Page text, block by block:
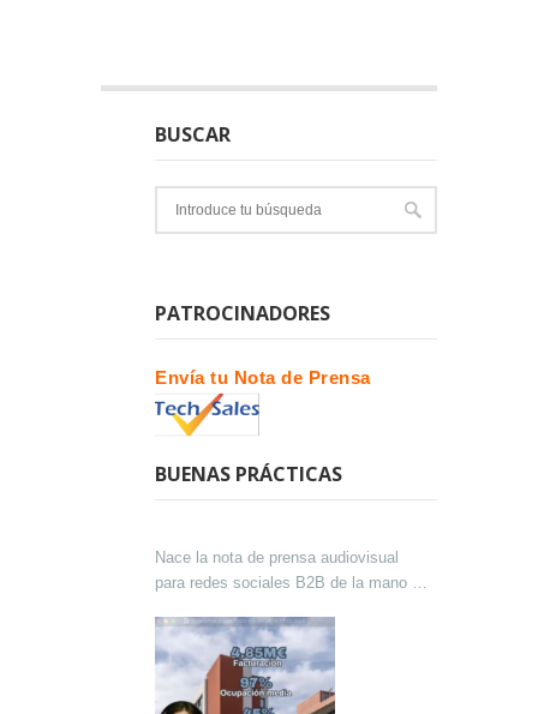
BUSCAR
PATROCINADORES
Envía tu Nota de Prensa
BUENAS PRÁCTICAS
Nace la nota de prensa audiovisual
para redes sociales B2B de la mano de